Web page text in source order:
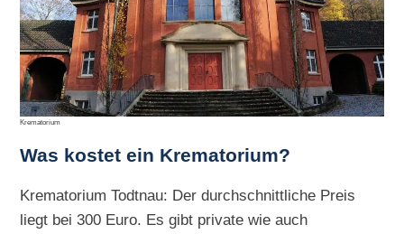
Krematorium
Was kostet ein Krematorium?
Krematorium Todtnau: Der durchschnittliche Preis
liegt bei 300 Euro. Es gibt private wie auch